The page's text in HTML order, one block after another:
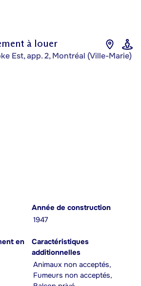
à louer
Est, app. 2, Montréal (Ville-Marie)
Année de construction
1947
en
Caractéristiques
additionnelles
Animaux non acceptés,
Fumeurs non acceptés,